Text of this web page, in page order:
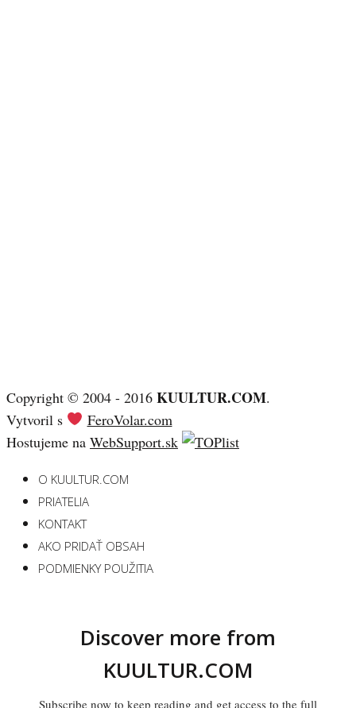
Copyright © 2004 - 2016 KUULTUR.COM.
Vytvoril s
FeroVolar.com
Hostujeme na WebSupport.sk
O KUULTUR.COM
PRIATELIA
KONTAKT
AKO PRIDAŤ OBSAH
PODMIENKY POUŽITIA
Discover more from
KUULTUR.COM
Subscribe now to keep reading and get access to the full